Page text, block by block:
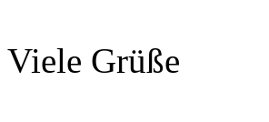
Viele Grüße